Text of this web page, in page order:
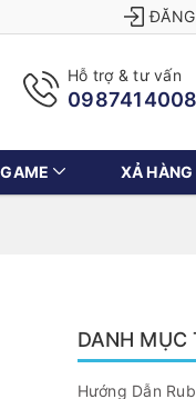
Hỗ trợ & tư vấn
0987414008
GAME XẢ HÀNG
DANH MỤC
Hướng Dẫn